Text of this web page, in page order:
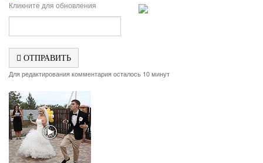
Кликните для обновления
ОТПРАВИТЬ
Для редактирования комментария осталось 10 минут